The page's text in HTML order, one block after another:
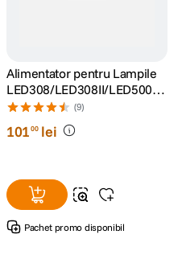
9. insta 360
10. godox
Alimentator pentru Lampile
LED308/LED308II/LED500L
R/LEDP260C(9)
10100 lei
Pachet promo disponibil